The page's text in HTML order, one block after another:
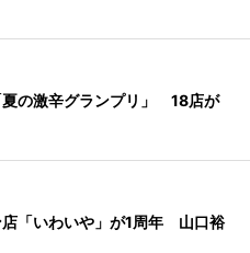
夏の激辛グランプリ」 18店が
店「いわいや」が1周年 山口裕